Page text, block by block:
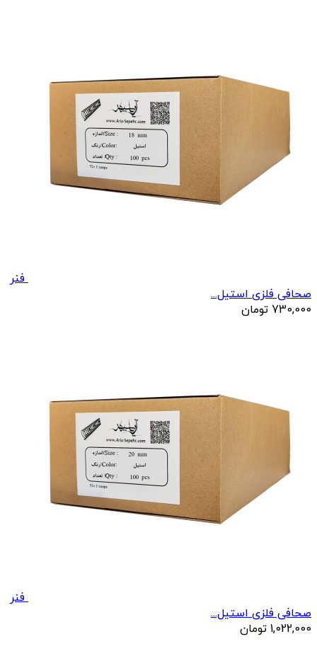
فنر
صحافی فلزی استیل...
730,000 تومان
فنر
صحافی فلزی استیل...
1,022,000 تومان